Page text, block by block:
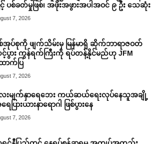
င့် ပစ်ခတ်မှုဖြစ်၊ အဖိုးအဖွားအပါအဝင် ၉ ဦး သေဆုံး
7, 2026
အုပ်စုကို ဖျက်သိမ်းမှ မြန်မာရှိ ဆိုက်ဘာရာဇဝတ်
ပွား ကွန်ရက်ကြီးကို ရပ်တန့်နိုင်မည်ဟု JFM
ာက်ပြ
7, 2026
းမျက်နှာရေဘေး ကယ်ဆယ်ရေးလုပ်နေသူအချို့
ေပြားယားနာရောဂါ ဖြစ်ပွားနေ
7, 2026